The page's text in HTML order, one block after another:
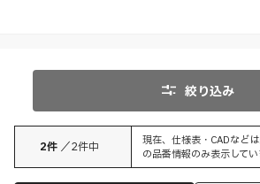
絞り込み
2件 ／2件中
現在、仕様表・CADなど
の品番情報のみ表示してい